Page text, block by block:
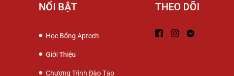
NỔI BẬT
Học Bổng Aptech
Giới Thiệu
Chương Trình Đào Tạo
THEO DÕI